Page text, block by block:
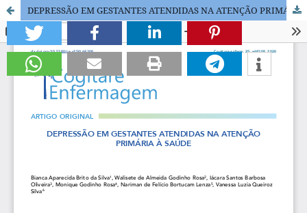
DEPRESSÃO EM GESTANTES ATENDIDAS NA ATENÇÃO PRIMÁRIA À SAÚDE